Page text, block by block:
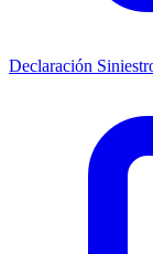
Declaración